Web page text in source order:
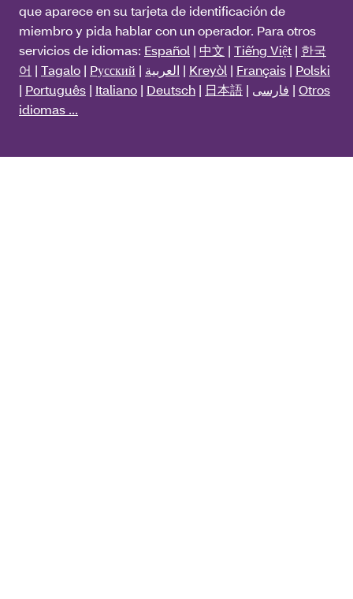
que aparece en su tarjeta de identificación de
miembro y pida hablar con un operador. Para otros
servicios de idiomas: Español | 中文 | Tiếng Việt | 한국
어 | Tagalo | Pусский | العربية | Kreyòl | Français | Polski
| Português | Italiano | Deutsch | 日本語 | فارسی | Otros
idiomas ...